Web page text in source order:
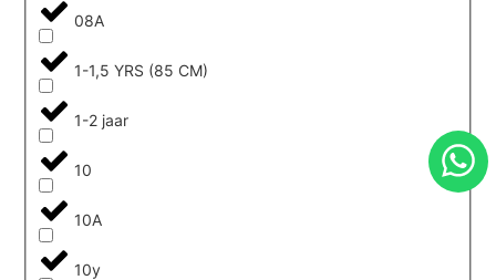
08A
1-1,5 YRS (85 CM)
1-2 jaar
10
10A
10y